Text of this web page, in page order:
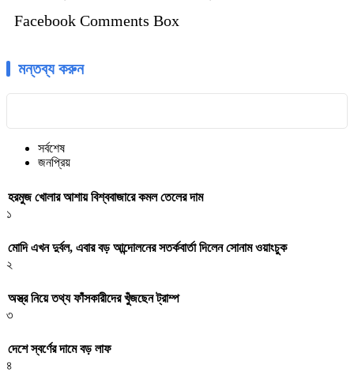
Facebook Comments Box
মন্তব্য করুন
সর্বশেষ
জনপ্রিয়
হরমুজ খোলার আশায় বিশ্ববাজারে কমল তেলের দাম
১
মোদি এখন দুর্বল, এবার বড় আন্দোলনের সতর্কবার্তা দিলেন সোনাম ওয়াংচুক
২
অস্ত্র নিয়ে তথ্য ফাঁসকারীদের খুঁজছেন ট্রাম্প
৩
দেশে স্বর্ণের দামে বড় লাফ
৪